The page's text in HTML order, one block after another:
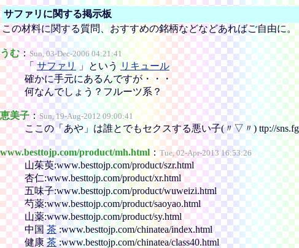
サファリに関する掲示板
この材料に関する質問、おすすめの銘柄などなどあればご自由に。
うむ：Sun, 03-Dec-2006 04:21:41
「サファリ」というリキュール
確かに手元にあるんですが・・・
何なんでしょう？フルーツ系？
恵美子：Sun, 19-Aug-2012 09:00:41
ここの「あや」は誰とでもセクスする悪い子(〃▽〃) ttp://
www.besttojp.com/product/mh.html：Tue, 02-Apr-2013 16:53:26
山茱萸:www.besttojp.com/product/szr.html
杏仁:www.besttojp.com/product/xr.html
五味子:www.besttojp.com/product/wuweizi.html
芍薬:www.besttojp.com/product/saoyao.html
山薬:www.besttojp.com/product/sy.html
中国茶:www.besttojp.com/chinatea/index.html
健康茶:www.besttojp.com/chinatea/class40.html